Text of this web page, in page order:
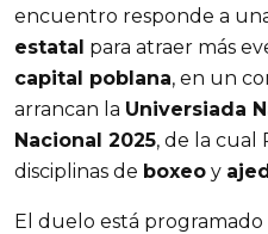
encuentro responde a
estatal para atraer más
capital poblana, en un
arrancan la Universiada
Nacional 2025, de la cual
disciplinas de boxeo y
El duelo está programado